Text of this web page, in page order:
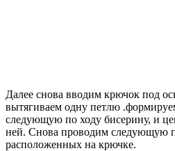
Далее снова вводим крючок под
вытягиваем одну петлю
следующую по ходу бисерину, и
ней. Снова проводим следующую
расположенных на крючке.